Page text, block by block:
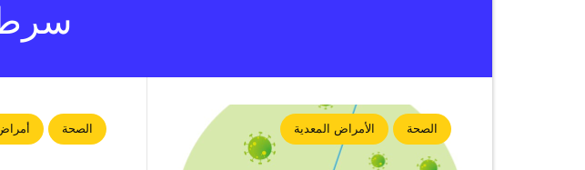
الصحة الأمراض المعدية الصحة